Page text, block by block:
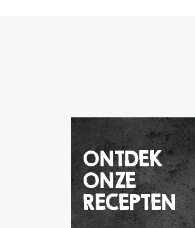
ONTDEK
ONZE
RECEPTEN